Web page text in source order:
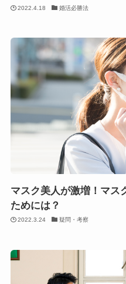
2022.4.18 婚活必勝法
マスク美人が激増！マス
ためには？
2022.3.24 疑問・考察